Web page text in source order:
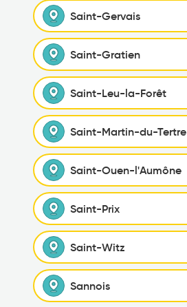
Saint-Gervais
Saint-Gratien
Saint-Leu-la-Forêt
Saint-Martin-du-Tertre
Saint-Ouen-l'Aumône
Saint-Prix
Saint-Witz
Sannois